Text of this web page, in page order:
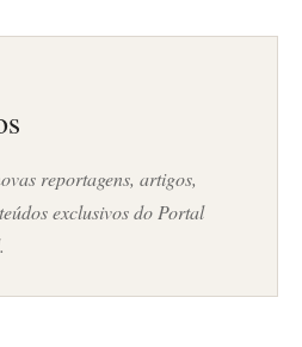
reportagens, artigos,
exclusivos do Portal